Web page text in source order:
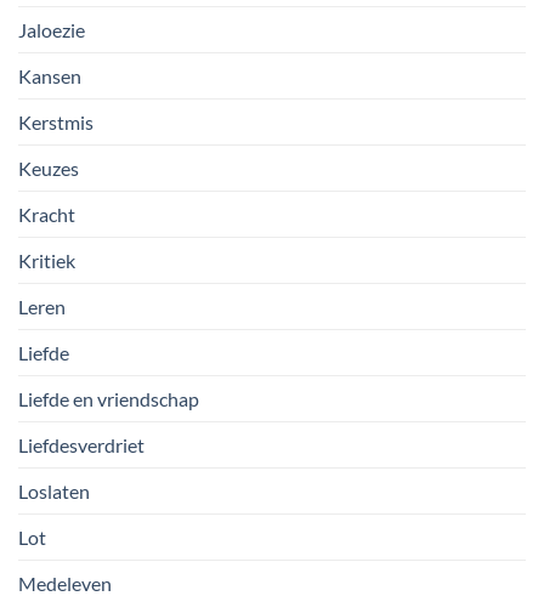
Jaloezie
Kansen
Kerstmis
Keuzes
Kracht
Kritiek
Leren
Liefde
Liefde en vriendschap
Liefdesverdriet
Loslaten
Lot
Medeleven